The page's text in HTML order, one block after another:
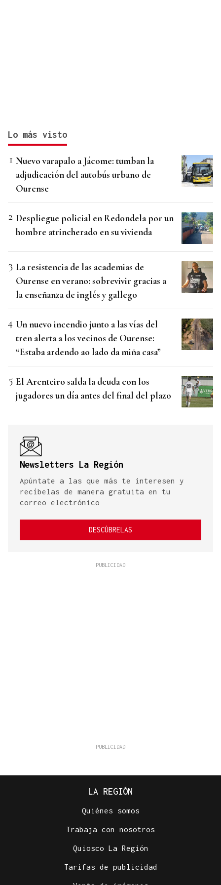
Lo más visto
Nuevo varapalo a Jácome: tumban la
adjudicación del autobús urbano de
Ourense
Despliegue policial en Redondela por un
hombre atrincherado en su vivienda
La resistencia de las academias de
Ourense en verano: sobrevivir gracias a
la enseñanza de inglés y gallego
Un nuevo incendio junto a las vías del
tren alerta a los vecinos de Ourense:
“Estaba ardendo ao lado da miña casa”
El Arenteiro salda la deuda con los
jugadores un día antes del final del plazo
Newsletters La Región
Apúntate a las que más te interesen y
recíbelas de manera gratuita en tu
correo electrónico
DESCÚBRELAS
LA REGIÓN
Quiénes somos
Trabaja con nosotros
Quiosco La Región
Tarifas de publicidad